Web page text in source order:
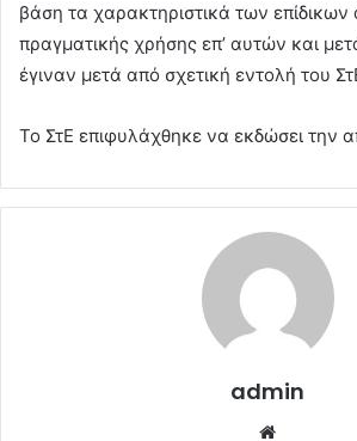
βάση τα χαρακτηριστικά των επίδικων
πραγματικής χρήσης επ’ αυτών και
έγιναν μετά από σχετική εντολή του
Το ΣτΕ επιφυλάχθηκε να εκδώσει την
admin